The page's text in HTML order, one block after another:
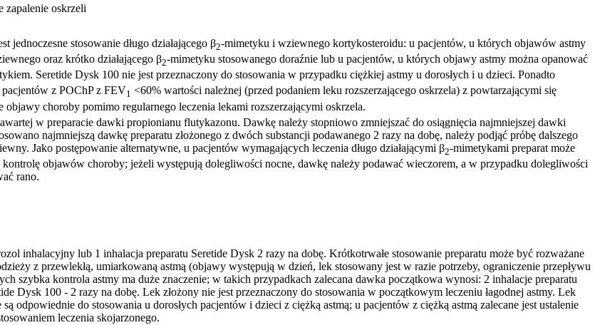
zapalenie oskrzeli
jednoczesne stosowanie długo działającego β2-mimetyku i wziewnego kortykosteroidu: u pacjentów, u których objawów astmy
oraz krótko działającego β2-mimetyku stosowanego doraźnie lub u pacjentów, u których objawy astmy można opanować
Seretide Dysk 100 nie jest przeznaczony do stosowania w przypadku ciężkiej astmy u dorosłych i u dzieci. Ponadto
z POChP z FEV1 <60% wartości należnej (przed podaniem leku rozszerzającego oskrzela) z powtarzającymi się
choroby pomimo regularnego leczenia lekami rozszerzającymi oskrzela.
w preparacie dawki propionianu flutykazonu. Dawkę należy stopniowo zmniejszać do osiągnięcia najmniejszej dawki
najmniejszą dawkę preparatu złożonego z dwóch substancji podawanego 2 razy na dobę, należy podjąć próbę dalszego
Jako postępowanie alternatywne, u pacjentów wymagających leczenia długo działającymi β2-mimetykami preparat może
objawów choroby; jeżeli występują dolegliwości nocne, dawkę należy podawać wieczorem, a w przypadku dolegliwości
rano.
inhalacyjny lub 1 inhalacja preparatu Seretide Dysk 2 razy na dobę. Krótkotrwałe stosowanie preparatu może być rozważane
z przewlekłą, umiarkowaną astmą (objawy występują w dzień, lek stosowany jest w razie potrzeby, ograniczenie przepływu
szybka kontrola astmy ma duże znaczenie; w takich przypadkach zalecana dawka początkowa wynosi: 2 inhalacje preparatu
Dysk 100 - 2 razy na dobę. Lek złożony nie jest przeznaczony do stosowania w początkowym leczeniu łagodnej astmy. Lek
odpowiednie do stosowania u dorosłych pacjentów i dzieci z ciężką astmą; u pacjentów z ciężką astmą zalecane jest ustalenie
leczenia skojarzonego.